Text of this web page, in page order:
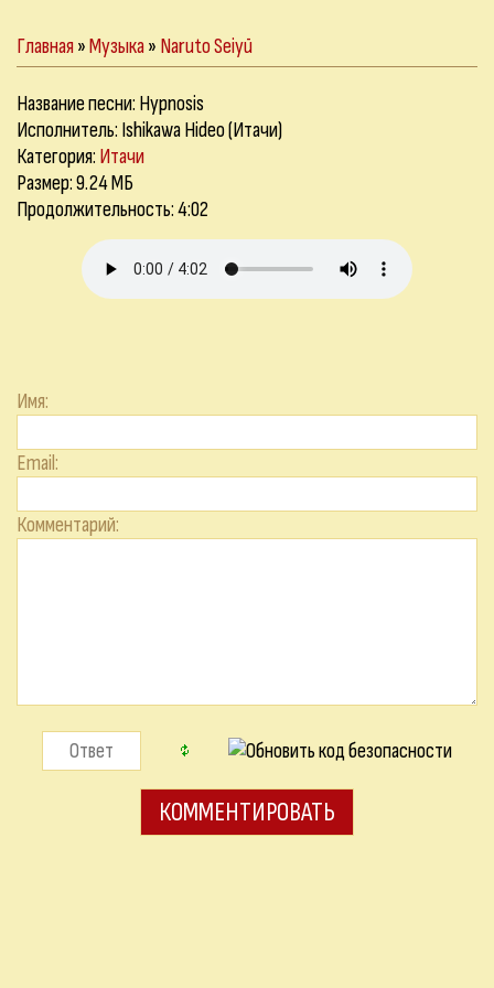
Главная»Музыка» Naruto Seiyū
Название песни: Hypnosis
Исполнитель: Ishikawa Hideo (Итачи)
Категория: Итачи
Размер: 9.24 МБ
Продолжительность: 4:02
Имя:
Email:
Комментарий: